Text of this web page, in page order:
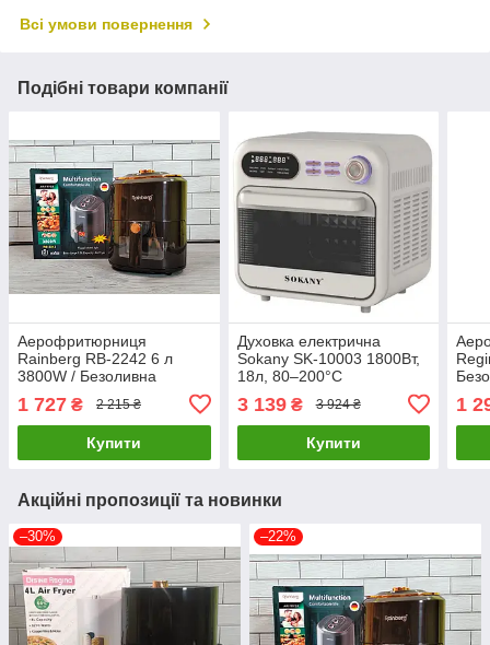
Всі умови повернення
Подібні товари компанії
Аерофритюрниця
Rainberg RB-2242 6 л
3800W / Безоливна
електрична фритюрниця
1 727 ₴ 2 215 ₴
Купити
Духовка електрична
Sokany SK-10003 1800Вт,
18л, 80–200°C
Фритюрниця без олії
3 139₴ 3 924 ₴
Купити
1
Акційні пропозиції та новинки
–30% –22%